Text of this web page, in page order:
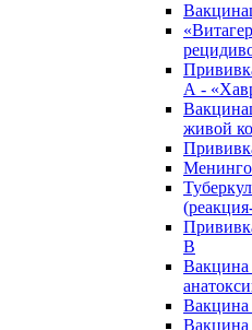
А -
живой
В
Вакцина
Вакцина
Вакцина